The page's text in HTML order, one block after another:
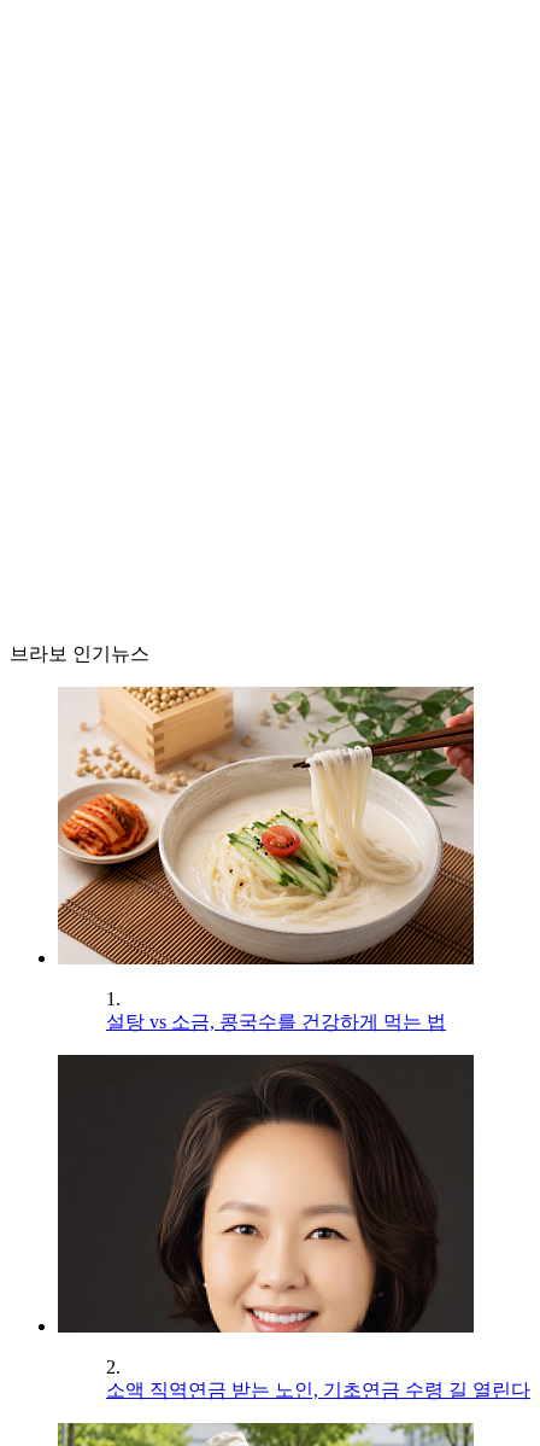
브라보 인기뉴스
1.
설탕 vs 소금, 콩국수를 건강하게 먹는 법
2.
소액 직역연금 받는 노인, 기초연금 수령 길 열린다